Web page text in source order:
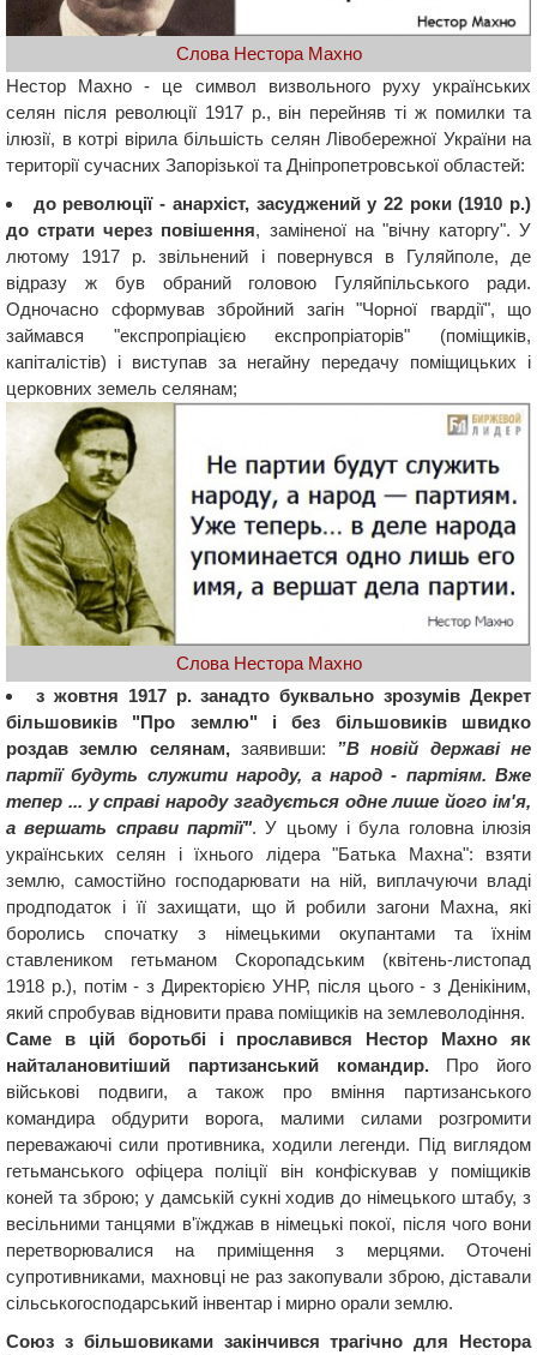
Слова Нестора Махно
Нестор Махно - це символ визвольного руху українських
селян після революції 1917 р., він перейняв ті ж помилки та
ілюзії, в котрі вірила більшість селян Лівобережної України на
території сучасних Запорізької та Дніпропетровської областей:
до революції - анархіст, засуджений у 22 роки (1910 р.)
до страти через повішення, заміненої на "вічну каторгу". У
лютому 1917 р. звільнений і повернувся в Гуляйполе, де
відразу ж був обраний головою Гуляйпільського ради.
Одночасно сформував збройний загін "Чорної гвардії", що
займався "експропріацією експропріаторів" (поміщиків,
капіталістів) і виступав за негайну передачу поміщицьких і
церковних земель селянам;
Слова Нестора Махно
з жовтня 1917 р. занадто буквально зрозумів Декрет
більшовиків "Про землю" і без більшовиків швидко
роздав землю селянам,заявивши: ”В новій державі не
партії будуть служити народу, а народ - партіям. Вже
тепер ... у справі народу згадується одне лише його ім'я,
а вершать справи партії". У цьому і була головна ілюзія
українських селян і їхнього лідера "Батька Махна": взяти
землю, самостійно господарювати на ній, виплачуючи владі
продподаток і її захищати, що й робили загони Махна, які
боролись спочатку з німецькими окупантами та їхнім
ставлеником гетьманом Скоропадським (квітень-листопад
1918 р.), потім - з Директорією УНР, після цього - з Денікіним,
який спробував відновити права поміщиків на землеволодіння.
Саме в цій боротьбі і прославився Нестор Махно як
найталановитіший партизанський командир.Про його
військові подвиги, а також про вміння партизанського
командира обдурити ворога, малими силами розгромити
переважаючі сили противника, ходили легенди. Під виглядом
гетьманського офіцера поліції він конфіскував у поміщиків
коней та зброю; у дамській сукні ходив до німецького штабу, з
весільними танцями в'їжджав в німецькі покої, після чого вони
перетворювалися на приміщення з мерцями. Оточені
супротивниками, махновці не раз закопували зброю, діставали
сільськогосподарський інвентар і мирно орали землю.
Союз з більшовиками закінчився трагічно для Нестора